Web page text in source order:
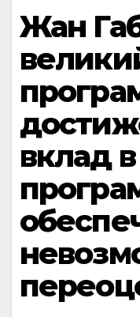
Жан
вклад